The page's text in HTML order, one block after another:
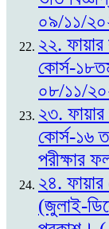
০৯/১১/
২২. ফায়ার
কোর্স-
০৮/১১/
২৩. ফায়ার
কোর্স-১৬
পরীক্ষার
২৪.
(জুলাই-